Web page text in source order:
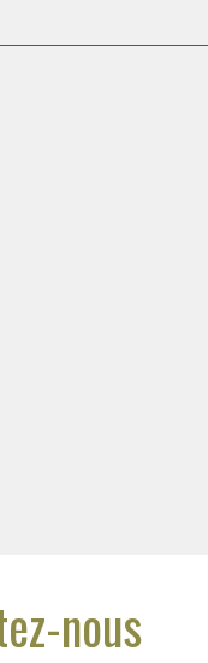
nous